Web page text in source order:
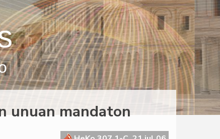
unuan mandaton